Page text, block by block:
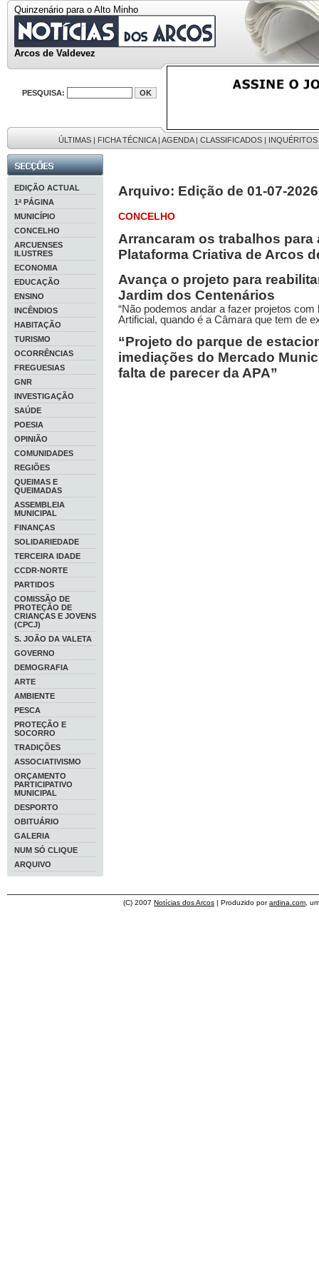
Quinzenário para o Alto Minho
Arcos de Valdevez
PESQUISA:
ÚLTIMAS | FICHA TÉCNICA| AGENDA| CLASSIFICADOS | INQUÉRITOS
EDIÇÃO ACTUAL
1ª PÁGINA
MUNICÍPIO
CONCELHO
ARCUENSES
ILUSTRES
ECONOMIA
EDUCAÇÃO
ENSINO
INCÊNDIOS
HABITAÇÃO
TURISMO
OCORRÊNCIAS
FREGUESIAS
GNR
INVESTIGAÇÃO
SAÚDE
POESIA
OPINIÃO
COMUNIDADES
REGIÕES
QUEIMAS E
QUEIMADAS
ASSEMBLEIA
MUNICIPAL
FINANÇAS
SOLIDARIEDADE
TERCEIRA IDADE
CCDR-NORTE
PARTIDOS
COMISSÃO DE
PROTEÇÃO DE
CRIANÇAS E JOVENS
(CPCJ)
S. JOÃO DA VALETA
GOVERNO
DEMOGRAFIA
ARTE
AMBIENTE
PESCA
PROTEÇÃO E
SOCORRO
TRADIÇÕES
ASSOCIATIVISMO
ORÇAMENTO
PARTICIPATIVO
MUNICIPAL
DESPORTO
OBITUÁRIO
GALERIA
NUM SÓ CLIQUE
ARQUIVO
Arquivo: Edição de 01-07-2026
CONCELHO
Arrancaram os trabalhos para
Plataforma Criativa de Arcos
Avança o projeto para
Jardim dos Centenários
“Não podemos andar a fazer projetos
Artificial, quando é a Câmara que tem de
“Projeto do parque de
imediações do Mercado
falta de parecer da APA”
(C) 2007 Notícias dos Arcos | Produzido porardina.com ,